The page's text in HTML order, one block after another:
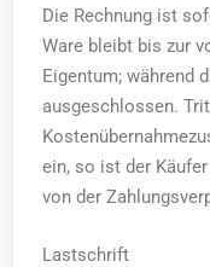
Die Rechnung ist
Ware bleibt bis zur
Eigentum; während
ausgeschlossen.
ein, so ist der
von der
Lastschrift